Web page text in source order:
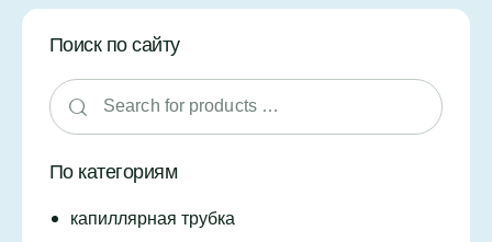
Поиск по сайту
По категориям
капиллярная трубка